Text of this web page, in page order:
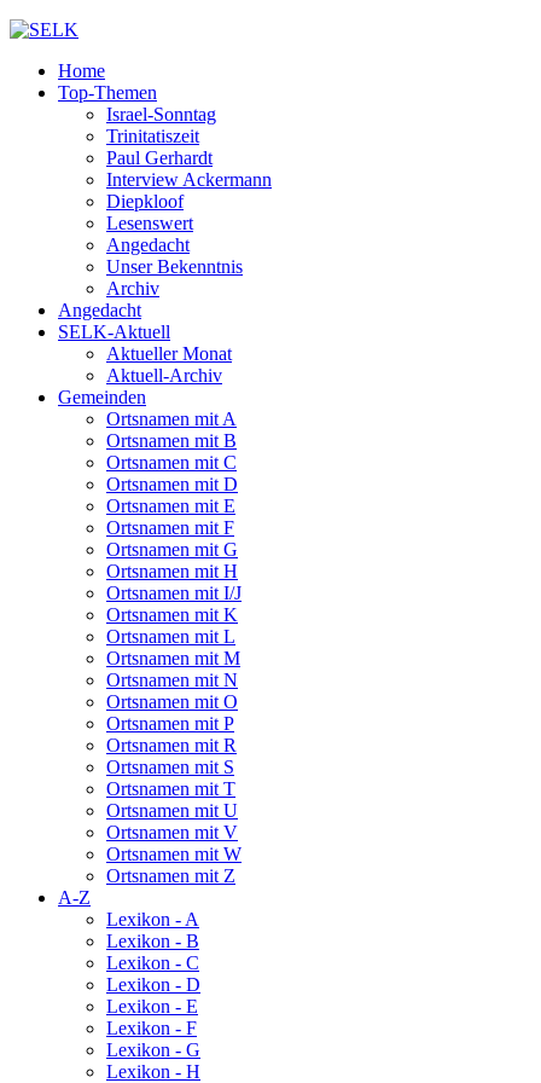
Home
Top-Themen
Israel-Sonntag
Trinitatiszeit
Paul Gerhardt
Interview Ackermann
Diepkloof
Lesenswert
Angedacht
Unser Bekenntnis
Archiv
Angedacht
SELK-Aktuell
Aktueller Monat
Aktuell-Archiv
Gemeinden
Ortsnamen mit A
Ortsnamen mit B
Ortsnamen mit C
Ortsnamen mit D
Ortsnamen mit E
Ortsnamen mit F
Ortsnamen mit G
Ortsnamen mit H
Ortsnamen mit I/J
Ortsnamen mit K
Ortsnamen mit L
Ortsnamen mit M
Ortsnamen mit N
Ortsnamen mit O
Ortsnamen mit P
Ortsnamen mit R
Ortsnamen mit S
Ortsnamen mit T
Ortsnamen mit U
Ortsnamen mit V
Ortsnamen mit W
Ortsnamen mit Z
A-Z
Lexikon - A
Lexikon - B
Lexikon - C
Lexikon - D
Lexikon - E
Lexikon - F
Lexikon - G
Lexikon - H